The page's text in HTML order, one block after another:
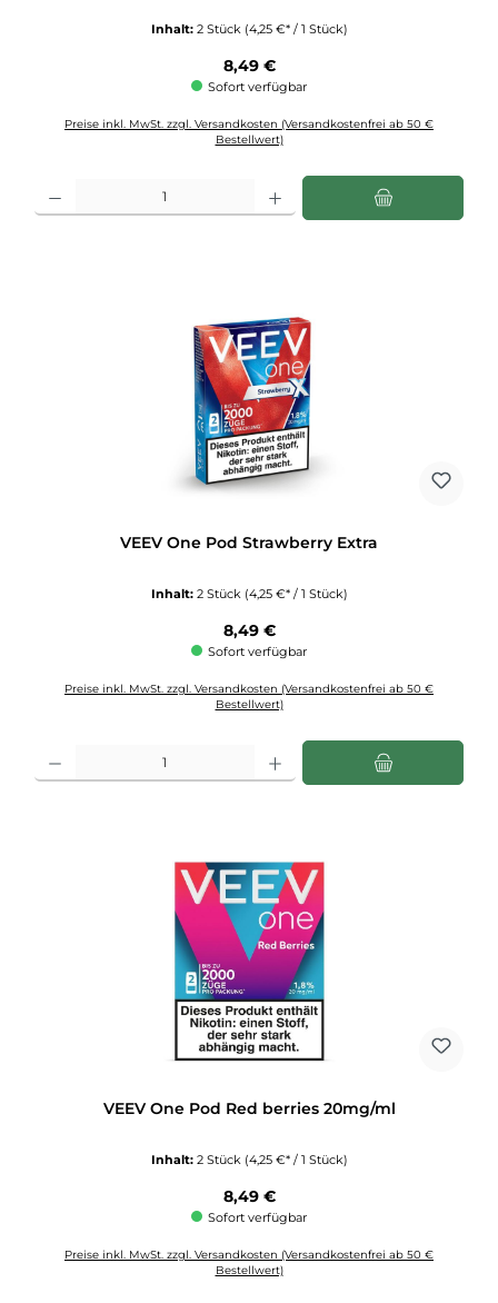
Inhalt: 2 Stück (4,25 €* / 1 Stück)
Regulärer Preis:
8,49 €
Sofort verfügbar
Preise inkl. MwSt. zzgl. Versandkosten (Versandkostenfrei ab 50 €
Bestellwert)
VEEV One Pod Strawberry Extra
Inhalt: 2 Stück (4,25 €* / 1 Stück)
Regulärer Preis:
8,49 €
Sofort verfügbar
Preise inkl. MwSt. zzgl. Versandkosten (Versandkostenfrei ab 50 €
Bestellwert)
Produkt Anzahl: Gib den gewünschten Wert ein oder benutze die Schaltflächen
VEEV One Pod Red berries 20mg/ml
Inhalt: 2 Stück (4,25 €* / 1 Stück)
Regulärer Preis:
8,49 €
Sofort verfügbar
Preise inkl. MwSt. zzgl. Versandkosten (Versandkostenfrei ab 50 €
Bestellwert)